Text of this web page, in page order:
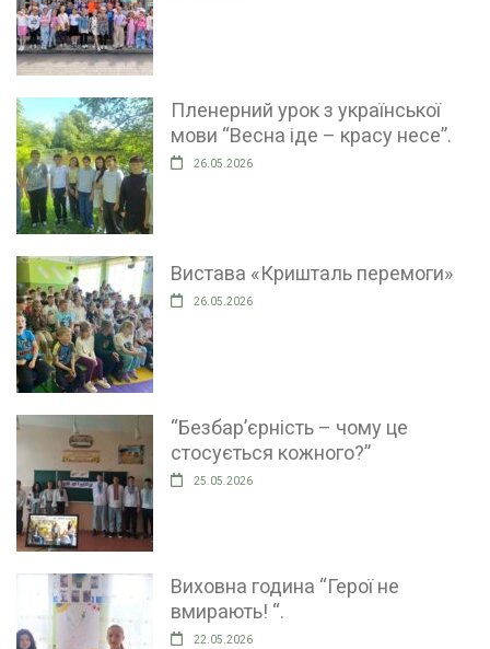
Пленерний урок з української
мови “Весна іде – красу несе”.
26.05.2026
Вистава «Кришталь перемоги»
26.05.2026
“Безбар’єрність – чому це
стосується кожного?”
25.05.2026
Виховна година “Герої не
вмирають! “.
22.05.2026